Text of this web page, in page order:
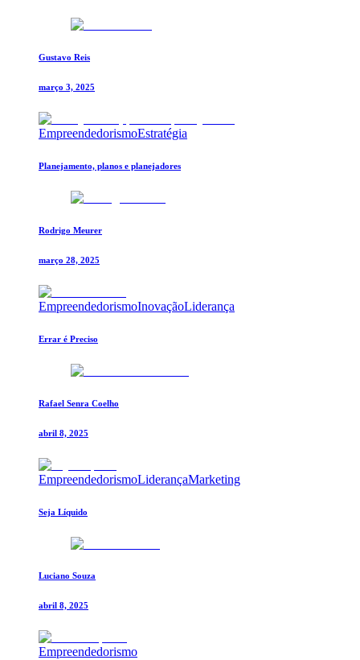
Gustavo Reis
março 3, 2025
EmpreendedorismoEstratégia
Planejamento, planos e planejadores
Rodrigo Meurer
março 28, 2025
EmpreendedorismoInovaçãoLiderança
Errar é Preciso
Rafael Senra Coelho
abril 8, 2025
EmpreendedorismoLiderançaMarketing
Seja Líquido
Luciano Souza
abril 8, 2025
Empreendedorismo